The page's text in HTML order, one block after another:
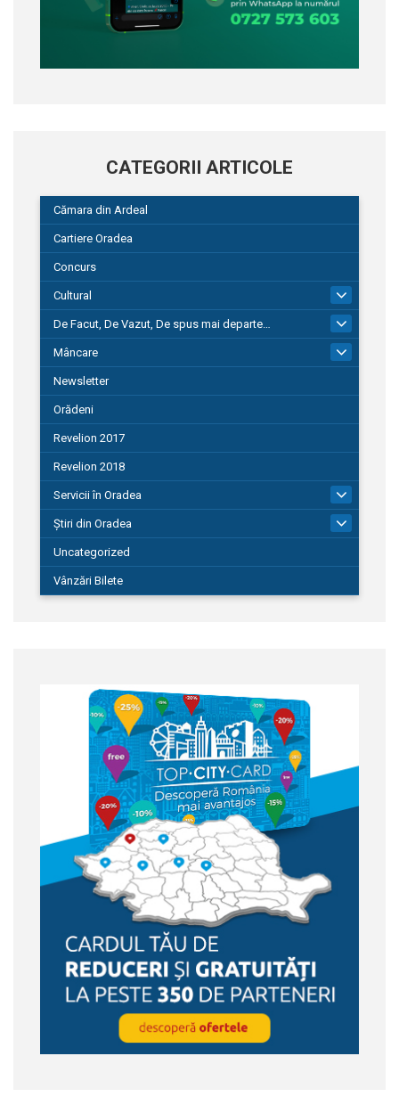
CATEGORII ARTICOLE
Cămara din Ardeal
Cartiere Oradea
Concurs
Cultural
De Facut, De Vazut, De spus mai departe…
580
Mâncare
Newsletter
Orădeni
Revelion 2017
Revelion 2018
Servicii în Oradea
Știri din Oradea
Uncategorized
Vânzări Bilete